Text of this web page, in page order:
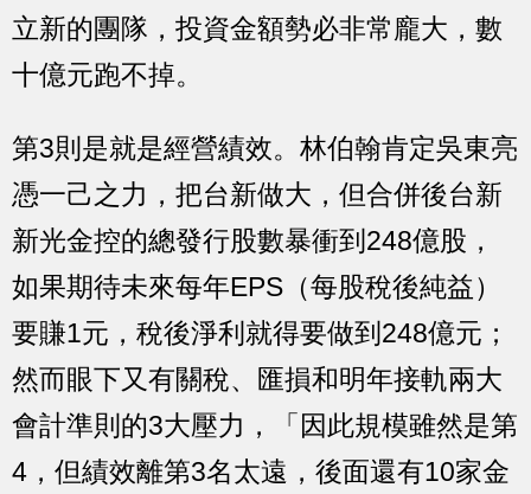
立新的團隊，投資金額勢必非常龐大，數
十億元跑不掉。
第3則是就是經營績效。林伯翰肯定吳東亮
憑一己之力，把台新做大，但合併後台新
新光金控的總發行股數暴衝到248億股，
如果期待未來每年EPS（每股稅後純益）
要賺1元，稅後淨利就得要做到248億元；
然而眼下又有關稅、匯損和明年接軌兩大
會計準則的3大壓力，「因此規模雖然是第
4，但績效離第3名太遠，後面還有10家金